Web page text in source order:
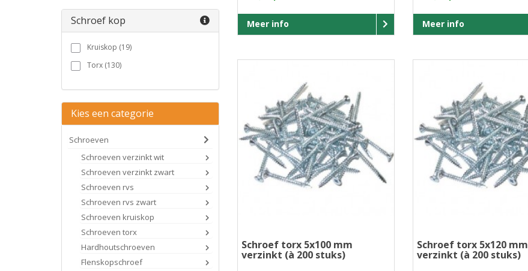
100 mm (10)
160 mm (6)
220 mm (3)
240 mm (3)
260 mm (3)
280 mm (3)
Schroef kop
Kruiskop (19)
Torx (130)
Kies een categorie
Schroeven
Schroeven verzinkt wit
Schroeven verzinkt zwart
Schroeven rvs
Schroeven rvs zwart
Schroeven kruiskop
Schroeven torx
Hardhoutschroeven
Flenskopschroef
Meer info Meer info
Schroef torx 5x100 mm
verzinkt (à 200 stuks)
Schroef torx 5x120 mm
verzinkt (à 200 stuks)